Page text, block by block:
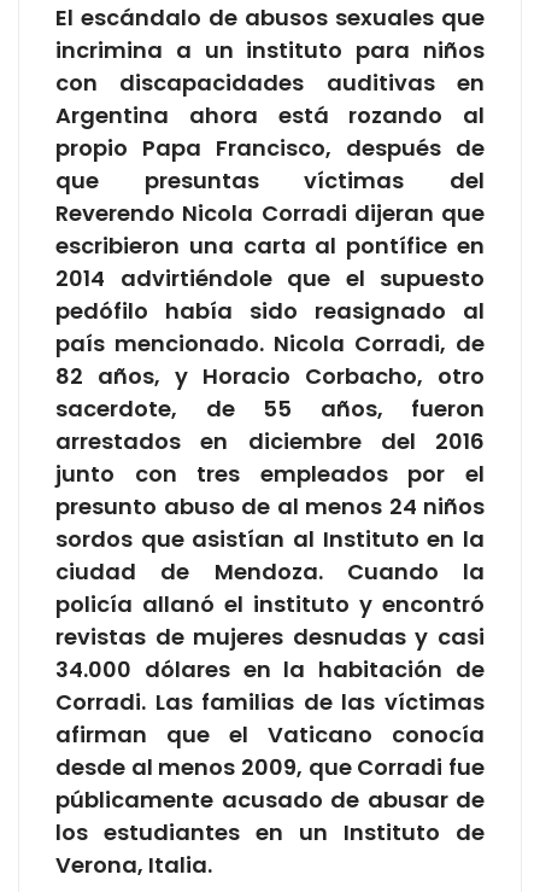
El escándalo de abusos sexuales que
incrimina a un instituto para niños
con discapacidades auditivas en
Argentina ahora está rozando al
propio Papa Francisco, después de
que presuntas víctimas del
Reverendo Nicola Corradi dijeran que
escribieron una carta al pontífice en
2014 advirtiéndole que el supuesto
pedófilo había sido reasignado al
país mencionado. Nicola Corradi, de
82 años, y Horacio Corbacho, otro
sacerdote, de 55 años, fueron
arrestados en diciembre del 2016
junto con tres empleados por el
presunto abuso de al menos 24 niños
sordos que asistían al Instituto en la
ciudad de Mendoza. Cuando la
policía allanó el instituto y encontró
revistas de mujeres desnudas y casi
34.000 dólares en la habitación de
Corradi. Las familias de las víctimas
afirman que el Vaticano conocía
desde al menos 2009, que Corradi fue
públicamente acusado de abusar de
los estudiantes en un Instituto de
Verona, Italia.